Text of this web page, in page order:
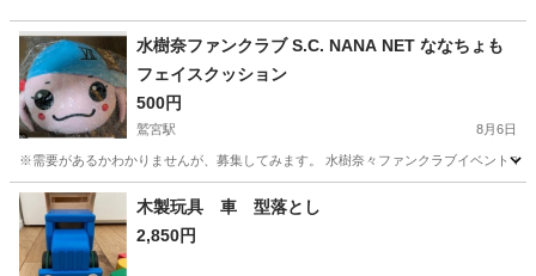
水樹奈ファンクラブ S.C. NANA NET ななちょも
フェイスクッション
500円
鷲宮駅 8月6日
※需要があるかわかりませんが、募集してみます。 水樹奈々ファンクラブイベントで
埼玉 久喜市 鷲宮駅 おもちゃ
木製玩具 車 型落とし
2,850円